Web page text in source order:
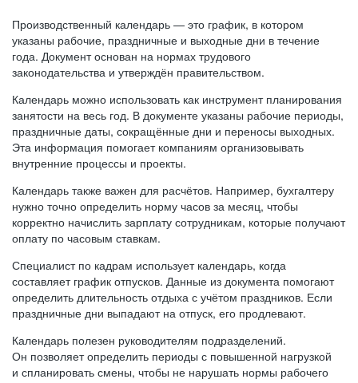
Производственный календарь — это график, в котором
указаны рабочие, праздничные и выходные дни в течение
года. Документ основан на нормах трудового
законодательства и утверждён правительством.
Календарь можно использовать как инструмент планирования
занятости на весь год. В документе указаны рабочие периоды,
праздничные даты, сокращённые дни и переносы выходных.
Эта информация помогает компаниям организовывать
внутренние процессы и проекты.
Календарь также важен для расчётов. Например, бухгалтеру
нужно точно определить норму часов за месяц, чтобы
корректно начислить зарплату сотрудникам, которые получают
оплату по часовым ставкам.
Специалист по кадрам использует календарь, когда
составляет график отпусков. Данные из документа помогают
определить длительность отдыха с учётом праздников. Если
праздничные дни выпадают на отпуск, его продлевают.
Календарь полезен руководителям подразделений.
Он позволяет определить периоды с повышенной нагрузкой
и спланировать смены, чтобы не нарушать нормы рабочего